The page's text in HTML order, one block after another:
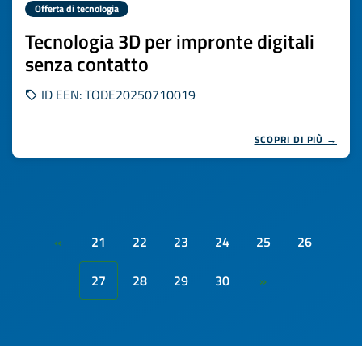
Offerta di tecnologia
Tecnologia 3D per impronte digitali
senza contatto
ID EEN: TODE20250710019
SCOPRI DI PIÙ →
« 21 22 23 24 25
26
27
28 29 30 »